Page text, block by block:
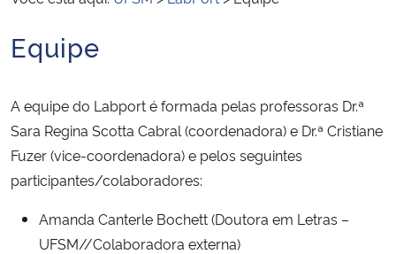
Ministério da Economia
Ministério da Agricultura, Pecuária e Abastecimento
Ministério da Educação
Ministério da Cidadania
Início do conteúdo
Equipe
A equipe do Labport é formada pelas professoras Dr.ª
Sara Regina Scotta Cabral (coordenadora) e Dr.ª Cristiane
Fuzer (vice-coordenadora) e pelos seguintes
participantes/colaboradores:
Amanda Canterle Bochett (Doutora em Letras –
UFSM//Colaboradora externa)